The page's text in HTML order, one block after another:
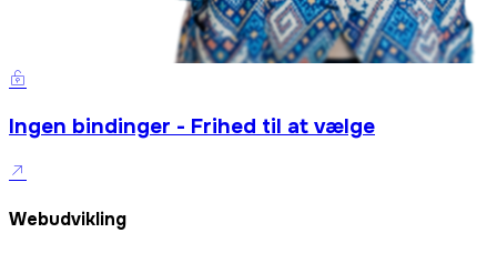
Ingen bindinger - Frihed til at vælge
Webudvikling